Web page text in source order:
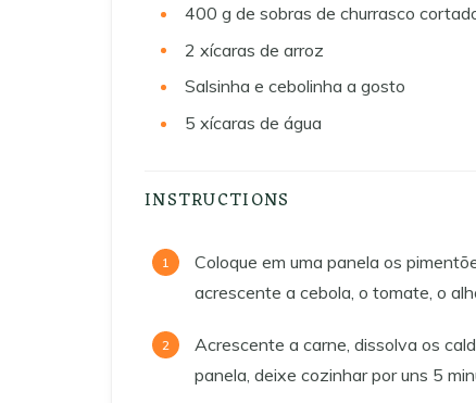
400 g de sobras de churrasco
2 xícaras de arroz
Salsinha e cebolinha a gosto
5 xícaras de água
INSTRUCTIONS
Coloque em uma panela os
acrescente a cebola, o tomate, o
Acrescente a carne, dissolva os
panela, deixe cozinhar por uns 5